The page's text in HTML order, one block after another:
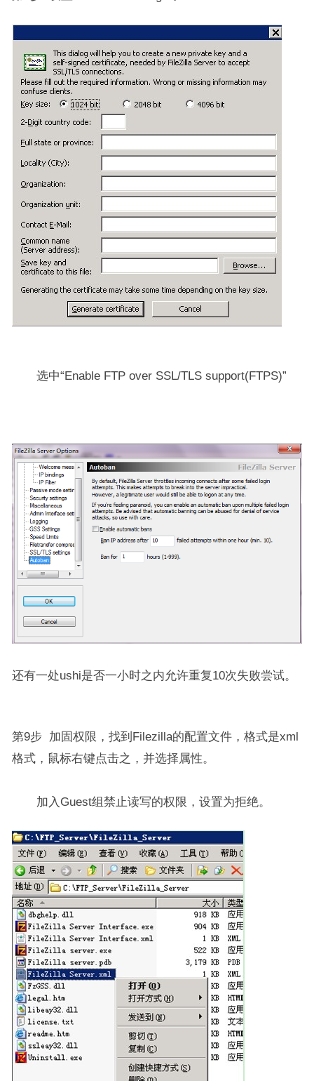
选中“Enable FTP over SSL/TLS support(FTPS)”
还有一处ushi是否一小时之内允许重复10次失败尝试。
第9步 加固权限，找到Filezilla的配置文件，格式是xml
格式，鼠标右键点击之，并选择属性。
加入Guest组禁止读写的权限，设置为拒绝。